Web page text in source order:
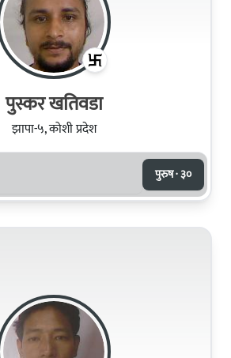
पुस्कर खतिवडा
झापा-५, कोशी प्रदेश
पुरुष · ३०